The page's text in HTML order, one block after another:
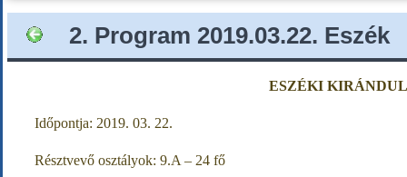
2. Program 2019.03.22. Eszék
ESZÉKI
Időpontja: 2019. 03. 22.
Résztvevő osztályok: 9.A – 24 fő